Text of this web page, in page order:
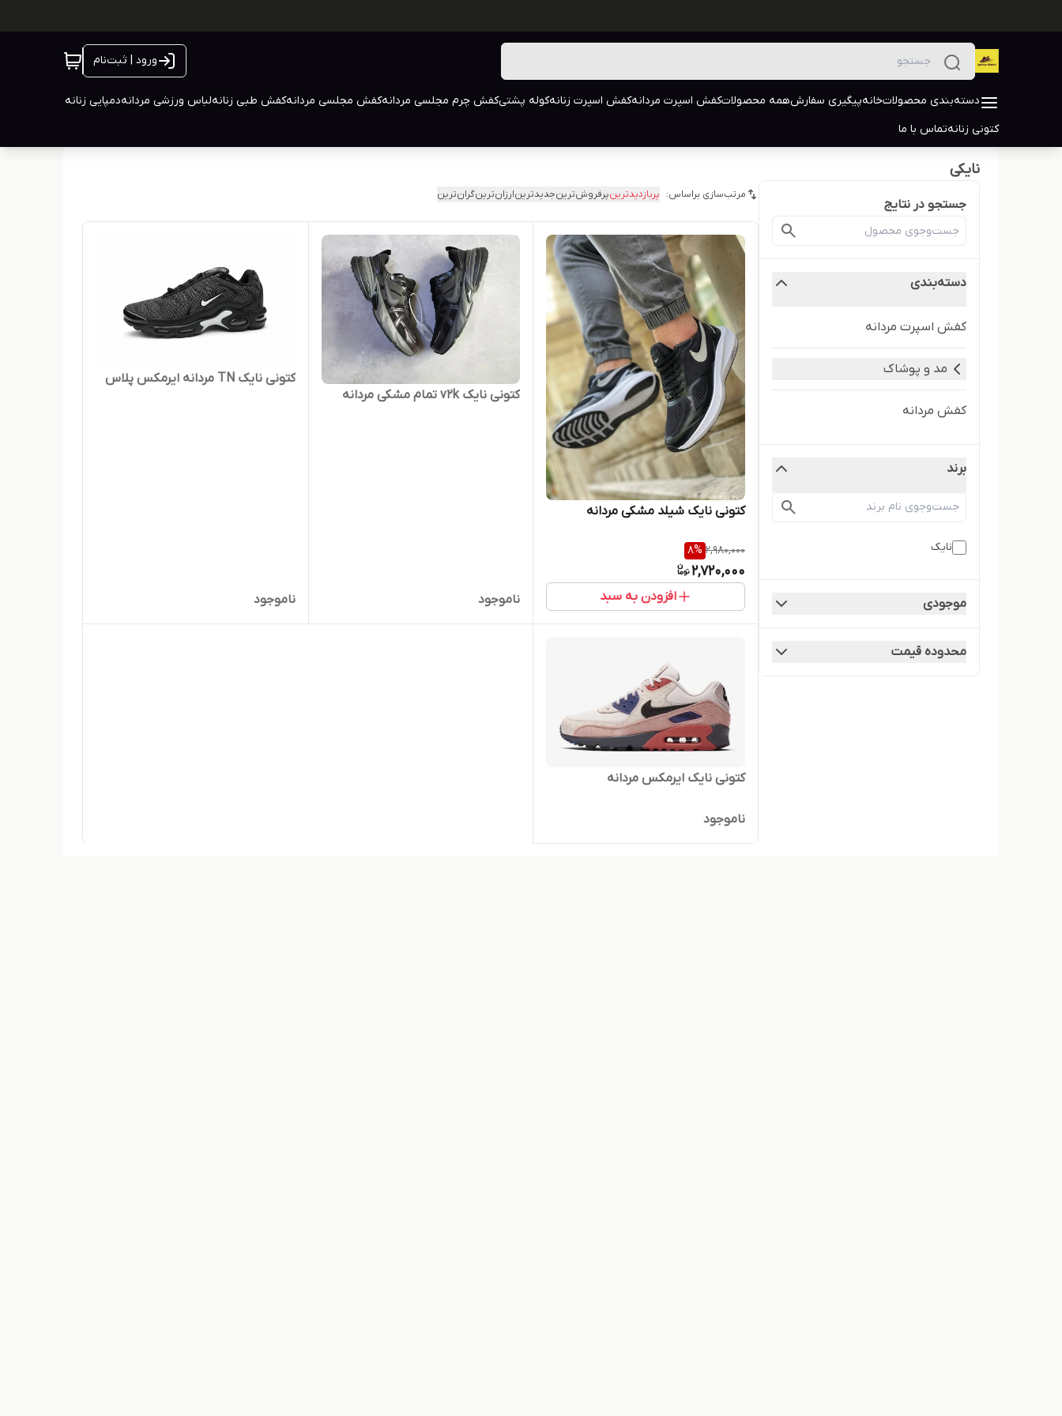
ورود | ثبت‌نام
دسته‌بندی محصولاتخانهپیگیری سفارشهمه محصولاتکفش اسپرت مردانهکفش اسپرت زنانهکوله پشتیکفش چرم مجلسی مردانهکفش مجلسی مردانهکفش طبی زنانهلباس ورزشی مردانهدمپایی زنانه
کتونی زنانهتماس با ما
نایکی
جستجو در نتایج
دسته‌بندی
کفش اسپرت مردانه
مد و پوشاک
کفش مردانه
برند
نایک
موجودی
محدوده قیمت
مرتب‌سازی براساس: پربازدیدترینپرفروش‌ترینجدیدترینارزان‌ترینگران‌ترین
کتونی نایک شیلد مشکی مردانه
2,980,000
8%
2,720,000
افزودن به سبد
کتونی نایک v2k تمام مشکی مردانه
ناموجود
کتونی نایک TN مردانه ایرمکس پلاس
ناموجود
کتونی نایک ایرمکس مردانه
ناموجود